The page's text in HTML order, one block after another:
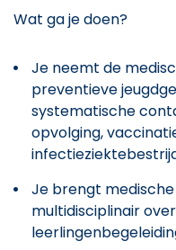
Wat ga je doen?
Je neemt de
preventieve
systematische
opvolging,
Je brengt
multidisciplinair